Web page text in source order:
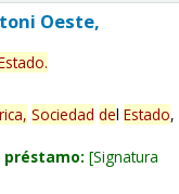
Oeste,
.
Sociedad del Estado,
préstamo: Signatura